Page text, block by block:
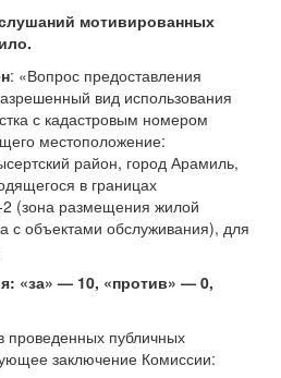
мотивированных
: «Вопрос предоставления
вид использования
с кадастровым номером
местоположение:
район, город Арамиль,
в границах
(зона размещения жилой
с объектами обслуживания), для
«за» — 10, «против» — 0,
проведенных публичных
заключение Комиссии: